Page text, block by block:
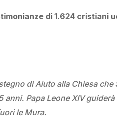
di 1.624 cristiani
di Aiuto alla Chiesa
Papa Leone XIV
le Mura.